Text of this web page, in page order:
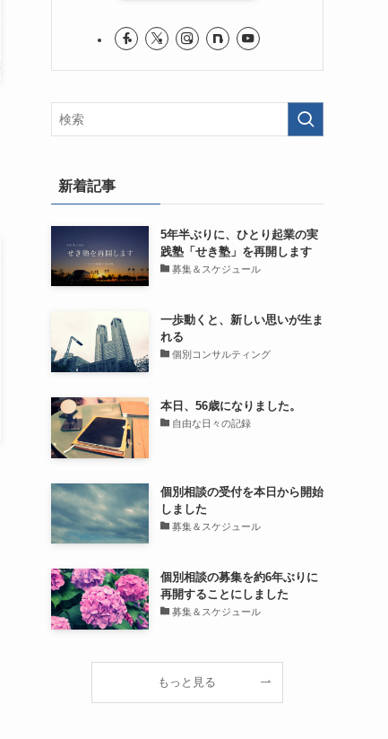
新着記事
5年半ぶりに、ひとり起業の実
践塾「せき塾」を再開します
募集＆スケジュール
一歩動くと、新しい思いが生ま
れる
個別コンサルティング
本日、56歳になりました。
自由な日々の記録
個別相談の受付を本日から開始
しました
募集＆スケジュール
個別相談の募集を約6年ぶりに
再開することにしました
募集＆スケジュール
もっと見る